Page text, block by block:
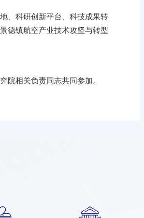
、科研创新平台、科技成果转
德镇航空产业技术攻坚与转型
院相关负责同志共同参加。